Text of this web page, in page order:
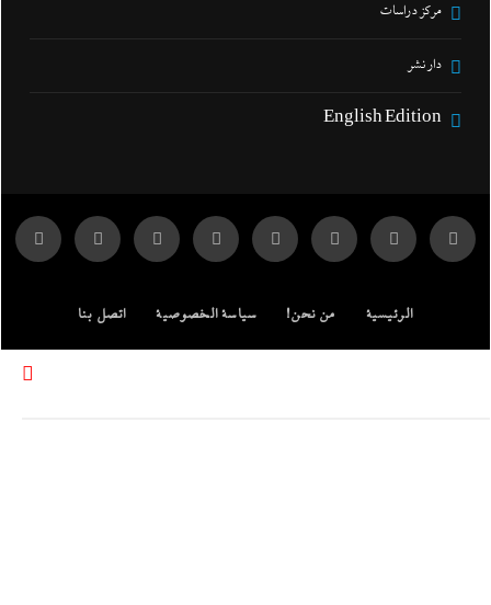
مركز دراسات
دار نشر
English Edition
الرئيسية من نحن! سياسة الخصوصية اتصل بنا